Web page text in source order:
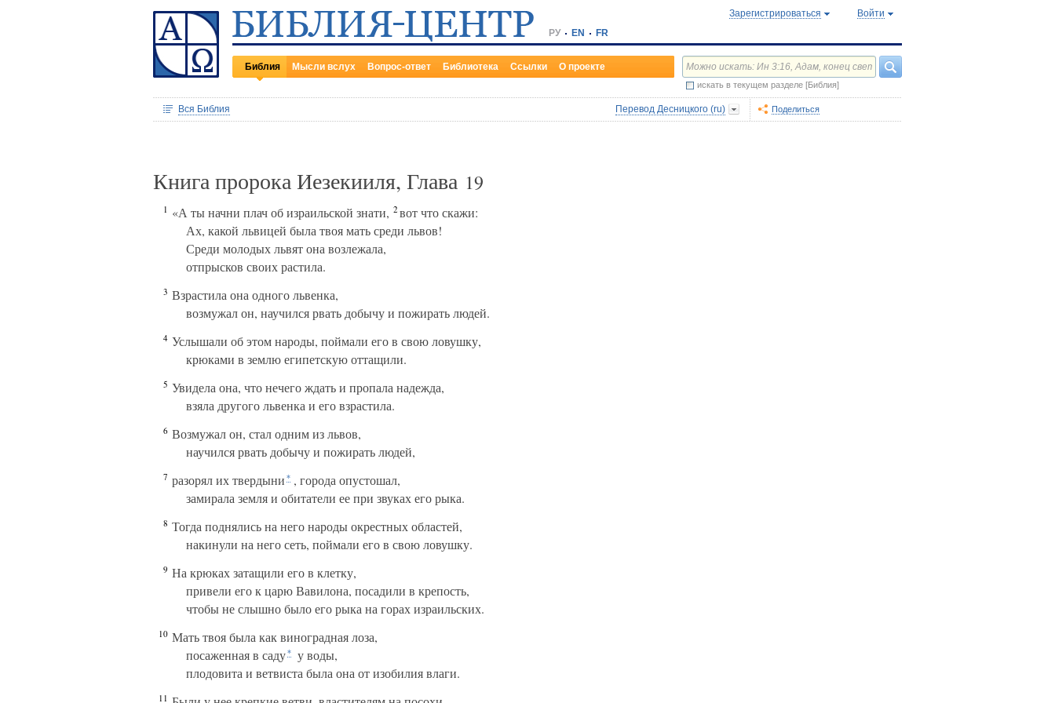
РУ EN FR
Зарегистрироваться Войти
Библия Мысли вслух Вопрос-ответ Библиотека Ссылки О проекте
искать в текущем разделе [Библия]
Вся Библия Перевод Десницкого (ru) Поделиться
Книга пророка Иезекииля, Глава 19
1 «А ты начни плач об израильской знати, 2вот что скажи:
Ах, какой львицей была твоя мать среди львов!
Среди молодых львят она возлежала,
отпрысков своих растила.
3 Взрастила она одного львенка,
возмужал он, научился рвать добычу и пожирать людей.
4 Услышали об этом народы, поймали его в свою ловушку,
крюками в землю египетскую оттащили.
5 Увидела она, что нечего ждать и пропала надежда,
взяла другого львенка и его взрастила.
6 Возмужал он, стал одним из львов,
научился рвать добычу и пожирать людей,
7 разорял их твердыни * , города опустошал,
замирала земля и обитатели ее при звуках его рыка.
8 Тогда поднялись на него народы окрестных областей,
накинули на него сеть, поймали его в свою ловушку.
9 На крюках затащили его в клетку,
привели его к царю Вавилона, посадили в крепость,
чтобы не слышно было его рыка на горах израильских.
10 Мать твоя была как виноградная лоза,
посаженная в саду*
у воды,
плодовита и ветвиста была она от изобилия влаги.
11